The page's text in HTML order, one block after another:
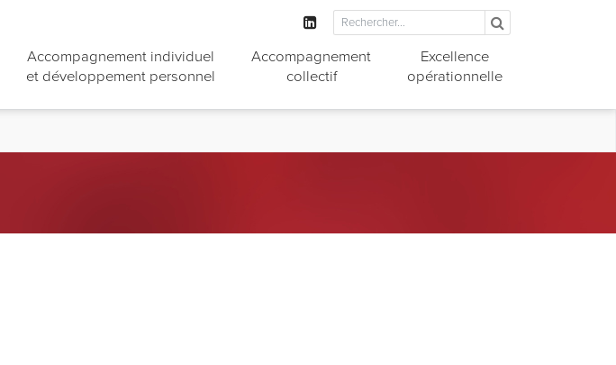
Accompagnement individuel
et développement personnel
Accompagnement
collectif
Excellence
opérationnelle